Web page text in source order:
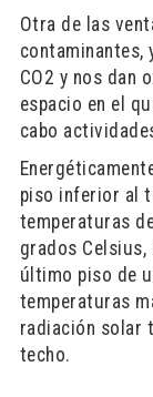
Otra de las
contaminantes,
CO2 y nos dan
espacio en el
cabo
piso inferior al
temperaturas
grados Celsius,
último piso de
temperaturas
radiación solar
techo.